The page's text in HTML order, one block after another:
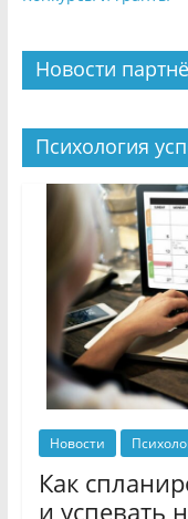
Новости
Психология
Новости
Как
и успевать